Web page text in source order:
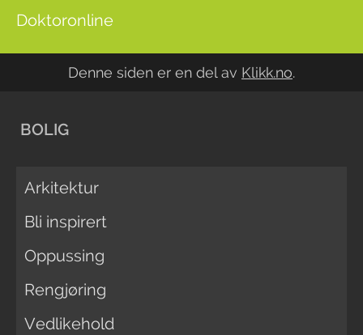
Doktoronline
Denne siden er en del av Klikk.no.
BOLIG
Arkitektur
Bli inspirert
Oppussing
Rengjøring
Vedlikehold